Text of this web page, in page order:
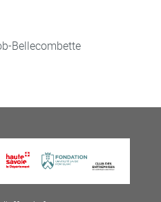
Bellecombette